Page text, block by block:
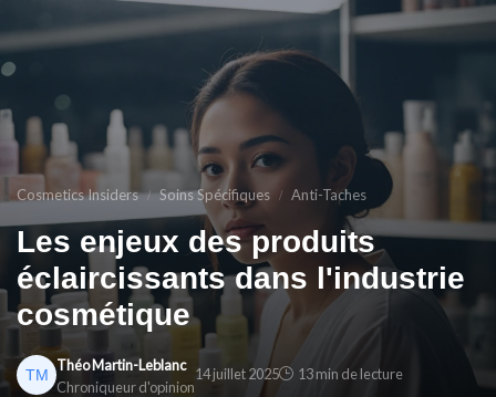
Cosmetics Insiders Soins Spécifiques Anti-Taches
Les enjeux des produits
éclaircissants dans l'industrie
cosmétique
Théo Martin-Leblanc
Chroniqueur d'opinion
14 juillet 2025 13 min de lecture